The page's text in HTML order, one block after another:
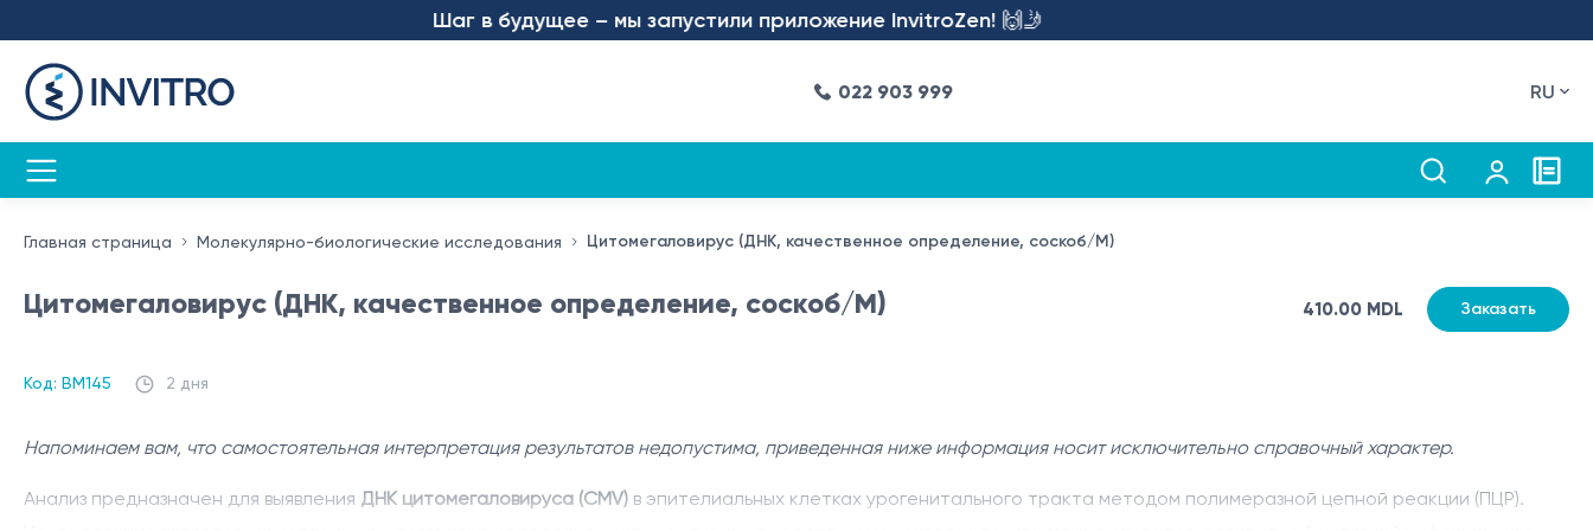
Шаг в будущее – мы запустили приложение InvitroZen! 🙌🤳
022 903 999 RU
Главная страница Молекулярно-биологические исследования Цитомегаловирус (ДНК, качественное определение, соскоб/M)
Цитомегаловирус (ДНК, качественное определение, соскоб/M)
Код: BM145 2 дня
410.00 MDL Заказать
Напоминаем вам, что самостоятельная интерпретация результатов недопустима, приведенная ниже информация носит исключительно справочный характер.
Анализ предназначен для выявления ДНК цитомегаловируса (CMV) в эпителиальных клетках урогенитального тракта методом полимеразной цепной реакции (ПЦР).